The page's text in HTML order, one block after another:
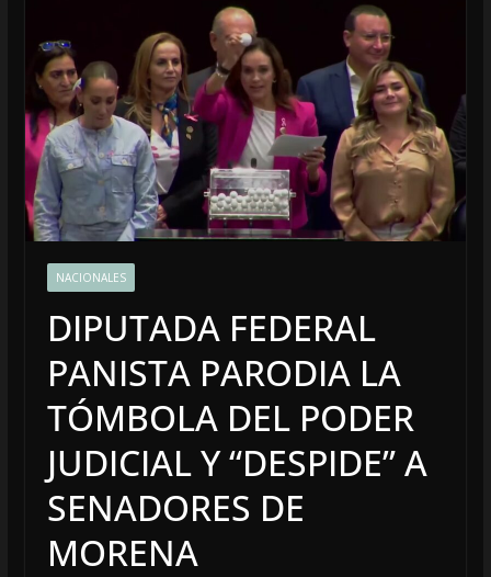
NACIONALES
DIPUTADA FEDERAL
PANISTA PARODIA LA
TÓMBOLA DEL PODER
JUDICIAL Y “DESPIDE” A
SENADORES DE
MORENA